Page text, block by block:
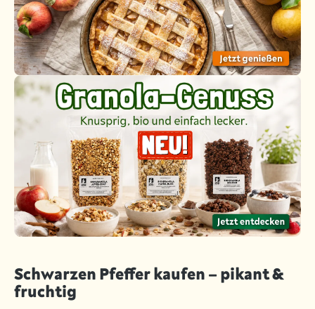
Schwarzen Pfeffer kaufen – pikant &
fruchtig